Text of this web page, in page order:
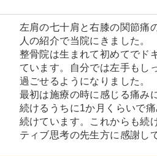
左肩の七十肩と右膝の関節痛
人の紹介で当院にきました。
整骨院は生まれて初めてでド
ています。自分では左手もし
過ごせるようになりました。
最初は施療の時に感じる痛み
続けるうちに1か月くらいで
続けています。これからも続
ティブ思考の先生方に感謝し